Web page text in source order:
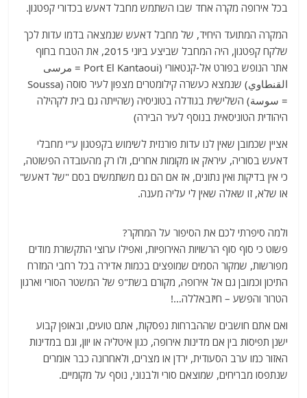
בכל אירופה מקרה אחד שבו השתמש מחבל דאעש בכדורי קפטגון.
המקרה המתועד היחיד, של מחבל דאעש שנמצאה בדמו עדות לכך
שלקח קפטגון, היה המחבל שביצע ביוני 2015, את הטבח בחוף
אתר הנופש בפורט אל-קנטאורי (Port El Kantaoui = مرسى
القنطاوي‎) שנמצא כעשרה קילומטרים מצפון לעיר סוסה (Soussa
= سوسة‎) השלישית בגודלה בטוניסיה (שהייתה גם בית לקהילה
היהודית הטוניסאית בנוסף לעיר הבירה)
אציין שכמובן שאין לנו עדות פורנזית לשימוש בקפטגון ע"י מחבלי
דאעש בסוריה, עיראק או מקומות אחרים, ולו רק מהעובדה הפשוטה,
כי אין בדיקות ואין נתונים, אז אם הם גם משתמשים בסם "של דאעש"
או שלא, זו שאלה שאין לי עליה מענה.
ולמה סיפרתי לכם את הסיפור על המחקר?
פשוט כי סוף סוף הרשויות האירופיות, ואפילו ערוצי התקשורת מודים
מפורשות, שמקור הסמים שמופצים בכמות אדירה בכל רחבי המזרח
התיכון וכמובן גם אל אירופה, מקורם בשת"פ של המשטר הסורי וארגון
הטרור והפשע – חיזבאללה…!
ואם אתם חושבים שההברחות נפסקות, אתם טועים, ובאופן קבוע
ישנן תפיסות בין אם מדינות אירופה, כגון איטליה או יוון, וגם במדינות
האזור כמו ערב הסעודית, ירדן או מצרים, ולאחרונה כבר אומרים
שנתפסו מבריחים, שמוצאם סורי ולבנוני, נוסף על מקומיים.